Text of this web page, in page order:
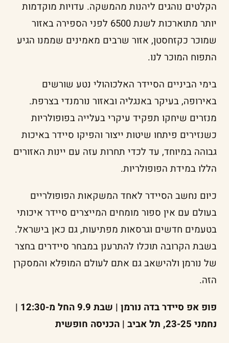
הקלטים נוהגים ליהנות מהמשקה. עדויות מוקדמות
יותר מתוארכות לשנת 6500 לפני הספירה באזור
שמוכר כקזחסטן, אזור שרבים מאמינים שממנו הגיע
התפוח המוכר לנו.
בימי הביניים הסיידר האלכוהולי נטע שורשים
באירופה, בעיקר באנגליה ובאזור נורמנדי בצרפת.
מנזרים שיחקו תפקיד עיקרי בעלייה בפופולריות
כשנזירים פיתחו שיטות ייצור והפיקו סיידר באיכות
גבוהה במיוחד, עד לכדי תחרות עזה עם יינות האזורים
הללו במידת הפופולריות.
כיום נחשב הסיידר לאחד המשקאות הפופולריים
בעולם עם אין ספור מומחים המייצרים סיידר איכותי
בטעמים חדשים וגרסאות מפתיעות, גם כאן בישראל.
בשבת הקרובה תוכלו להתרענן במבחר סיידרים בחצר
של נורמן ולהישאב גם אתם לעולם המופלא והמסקרן
הזה.
פופ אפ סיידר בדה נורמן | שבת 9.9 החל מ-12:30 |
נחמני 23-25, תל אביב | הכניסה חופשית